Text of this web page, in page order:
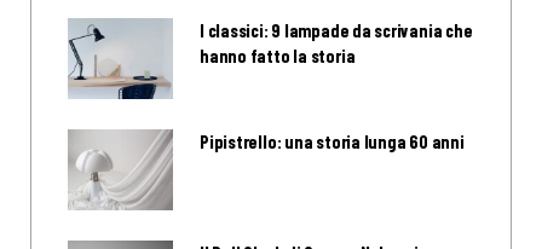
I classici: 9 lampade da scrivania che
hanno fatto la storia
Pipistrello: una storia lunga 60 anni